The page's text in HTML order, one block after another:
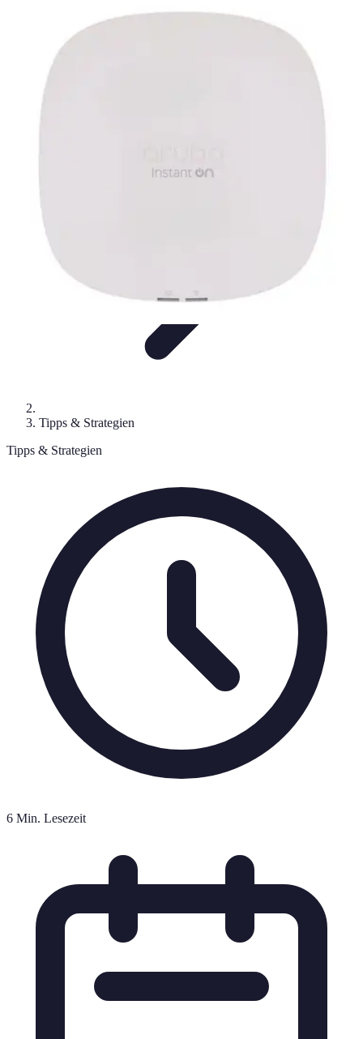
Netzwerkstrategien
Karriere und
NetworkingStrategien
Vernetzt Bleiben
Tipps & Strategien
Tipps & Strategien
6 Min. Lesezeit